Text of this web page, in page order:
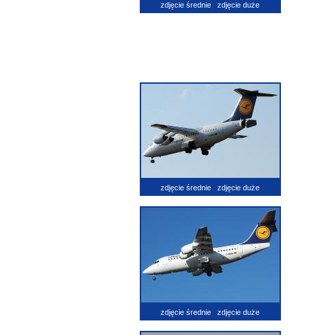
zdjęcie średnie zdjęcie duże
zdjęcie średnie zdjęcie duże
zdjęcie średnie zdjęcie duże